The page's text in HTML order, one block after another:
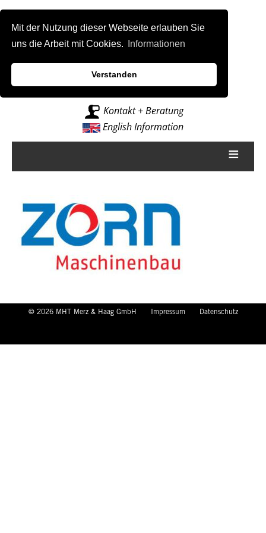
Mit der Nutzung dieser Webseite erlauben Sie
uns die Arbeit mit Cookies.
Informationen
Verstanden
Intelligenz für Fräsmaschinen
Kontakt + Beratung
English Information
≡
© 2026 MHT Merz & Haag GmbH Impressum Datenschutz